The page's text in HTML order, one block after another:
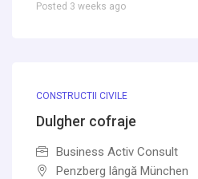
Posted 3 weeks ago
CONSTRUCTII CIVILE
Dulgher cofraje
Business Activ Consult
Penzberg lângă München